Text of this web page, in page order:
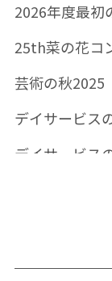
25th菜の花コ
芸術の秋2025
デイサービス